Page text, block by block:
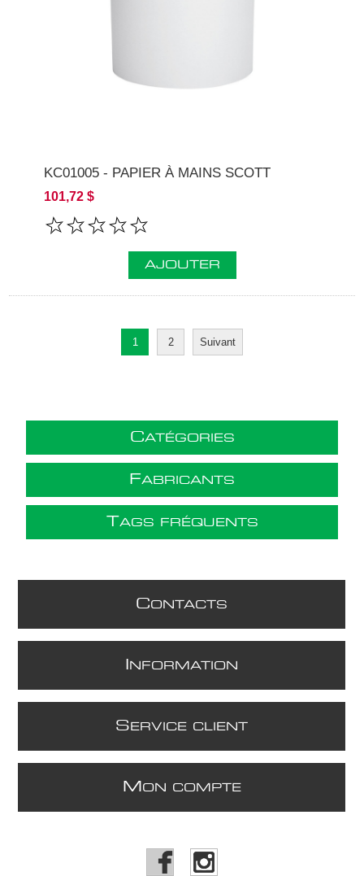
KC01005 - PAPIER À MAINS SCOTT
101,72 $
AJOUTER
1 2 Suivant
CATÉGORIES
FABRICANTS
TAGS FRÉQUENTS
CONTACTS
NFORMATION
S ERVICE CLIENT
M ON COMPTE